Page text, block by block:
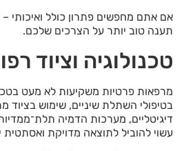
אם אתם מחפשים פתרון כולל ואיכותי
תענה טוב יותר על הצרכים שלכם.
טכנולוגיה וציוד
מרפאות פרטיות משקיעות לא מעט
בטיפולי השתלת שיניים, שימוש בציוד
דיגיטליים, מערכות הדמיה
עשוי להוביל לתוצאה מדויקת ואסתטית